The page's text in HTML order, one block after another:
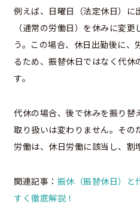
例えば、日曜日（法定休日）に
（通常の労働日）を休みに変
う。この場合、休日出勤後に、
るため、振替休日ではなく代休
す。
代休の場合、後で休みを振り替
取り扱いは変わりません。その
労働は、休日労働に該当し、割
関連記事： 振休（振替休日）と
すく徹底解説！